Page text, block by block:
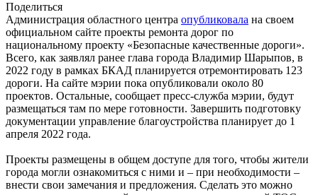
Поделиться
Администрация областного центра опубликовала на своем
официальном сайте проекты ремонта дорог по
национальному проекту «Безопасные качественные дороги».
Всего, как заявлял ранее глава города Владимир Шарыпов, в
2022 году в рамках БКАД планируется отремонтировать 123
дороги. На сайте мэрии пока опубликовали около 80
проектов. Остальные, сообщает пресс-служба мэрии, будут
размещаться там по мере готовности. Завершить подготовку
документации управление благоустройства планирует до 1
апреля 2022 года.
Проекты размещены в общем доступе для того, чтобы жители
города могли ознакомиться с ними и – при необходимости –
внести свои замечания и предложения. Сделать это можно